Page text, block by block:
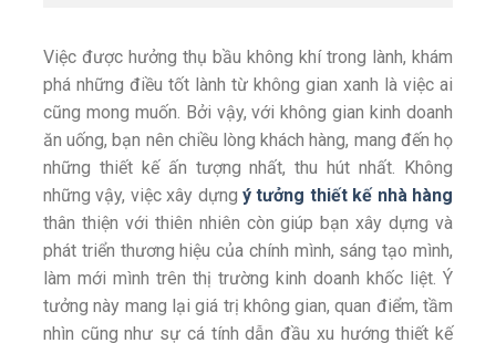
Việc được hưởng thụ bầu không khí trong lành, khám
phá những điều tốt lành từ không gian xanh là việc ai
cũng mong muốn. Bởi vậy, với không gian kinh doanh
ăn uống, bạn nên chiều lòng khách hàng, mang đến họ
những thiết kế ấn tượng nhất, thu hút nhất. Không
những vậy, việc xây dựng ý tưởng thiết kế nhà hàng
thân thiện với thiên nhiên còn giúp bạn xây dựng và
phát triển thương hiệu của chính mình, sáng tạo mình,
làm mới mình trên thị trường kinh doanh khốc liệt. Ý
tưởng này mang lại giá trị không gian, quan điểm, tầm
nhìn cũng như sự cá tính dẫn đầu xu hướng thiết kế